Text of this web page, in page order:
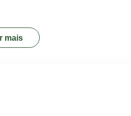
contemplação e aprendizado
mais